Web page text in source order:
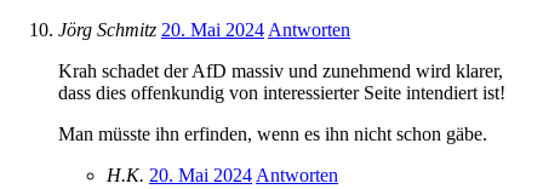
Jörg Schmitz 20. Mai 2024 Antworten
Krah schadet der AfD massiv und zunehmend wird klarer,
dass dies offenkundig von interessierter Seite intendiert ist!
Man müsste ihn erfinden, wenn es ihn nicht schon gäbe.
H.K. 20. Mai 2024 Antworten